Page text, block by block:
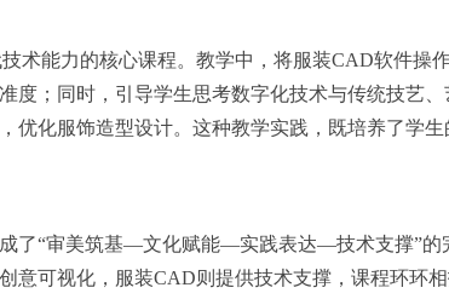
术能力的核心课程。教学中，将服装CAD软件
度；同时，引导学生思考数字化技术与传统技艺
化服饰造型设计。这种教学实践，既培养了学
了“审美筑基—文化赋能—实践表达—技术支撑”的
可视化，服装CAD则提供技术支撑，课程环环